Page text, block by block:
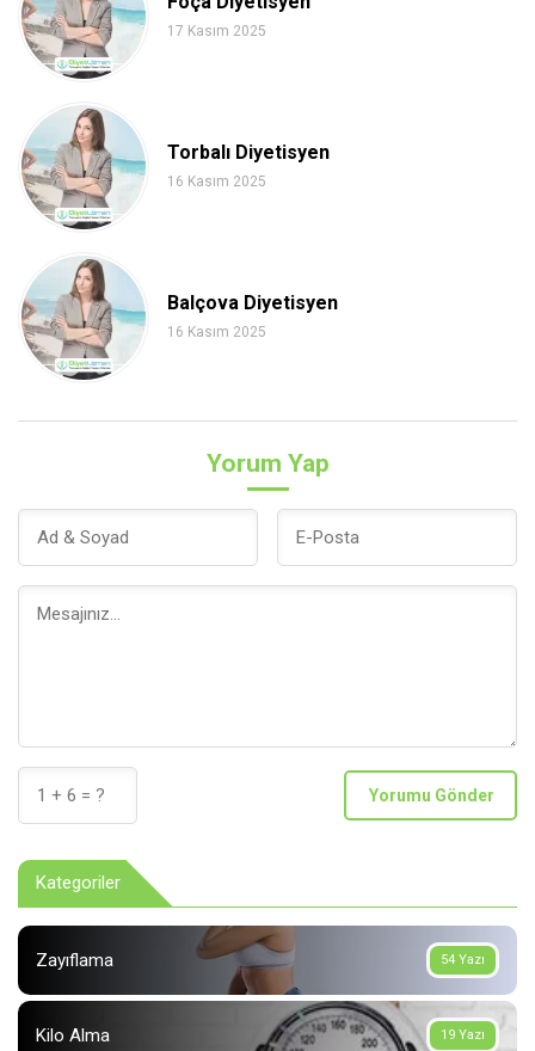
17 Kasım 2025
Torbalı Diyetisyen
16 Kasım 2025
Balçova Diyetisyen
16 Kasım 2025
Yorum Yap
Yorumu Gönder
Kategoriler
54 Yazı
Zayıflama
19 Yazı
Kilo Alma